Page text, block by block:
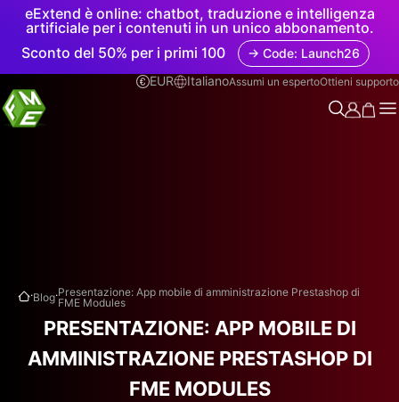
eExtend è online: chatbot, traduzione e intelligenza
artificiale per i contenuti in un unico abbonamento.
Sconto del 50% per i primi 100
→ Code: Launch26
EUR
ItalianoAssumi un espertoOttieni supporto
.Blog.Presentazione: App mobile di amministrazione Prestashop di
FME Modules
PRESENTAZIONE: APP MOBILE DI
AMMINISTRAZIONE PRESTASHOP DI
FME MODULES